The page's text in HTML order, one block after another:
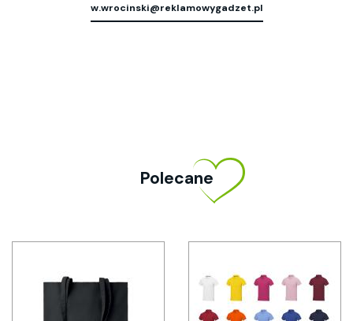
w.wrocinski@reklamowygadzet.pl
Polecane